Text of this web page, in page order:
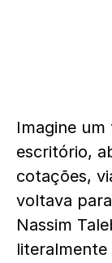
Imagine
escritório,
cotações,
voltava
Nassim